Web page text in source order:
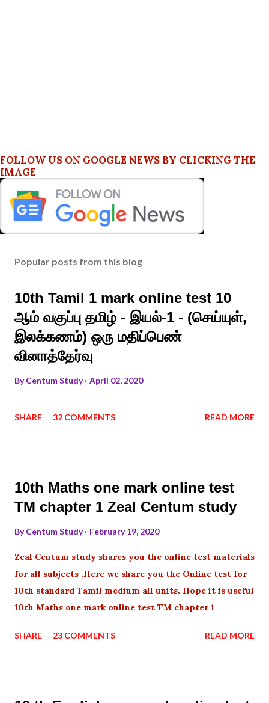
FOLLOW US ON GOOGLE NEWS BY CLICKING THE
IMAGE
Popular posts from this blog
10th Tamil 1 mark online test 10
ஆம் வகுப்பு தமிழ் - இயல்-1 - (செய்யுள்,
இலக்கணம்) ஒரு மதிப்பெண்
வினாத்தேர்வு
ByCentum Study April 02, 2020
SHARE 32 COMMENTS READ MORE
10th Maths one mark online test
TM chapter 1 Zeal Centum study
ByCentum Study February 19, 2020
Zeal Centum study shares you the online test materials
for all subjects .Here we share you the Online test for
10th standard Tamil medium all units. Hope it is useful
10th Maths one mark online test TM chapter 1
SHARE 23 COMMENTS READ MORE